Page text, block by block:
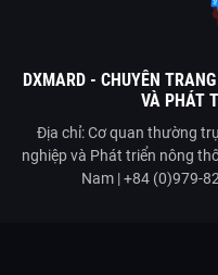
DXMARD - CHUYÊN
VÀ PHÁT
Địa chỉ: Cơ quan thường
nghiệp và Phát triển nông
Nam | +84 (0)979-